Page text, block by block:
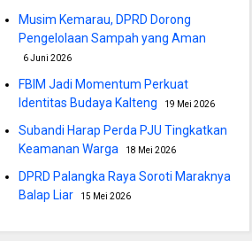
Musim Kemarau, DPRD Dorong
Pengelolaan Sampah yang Aman
6 Juni 2026
FBIM Jadi Momentum Perkuat
Identitas Budaya Kalteng
19 Mei 2026
Subandi Harap Perda PJU Tingkatkan
Keamanan Warga
18 Mei 2026
DPRD Palangka Raya Soroti Maraknya
Balap Liar
15 Mei 2026